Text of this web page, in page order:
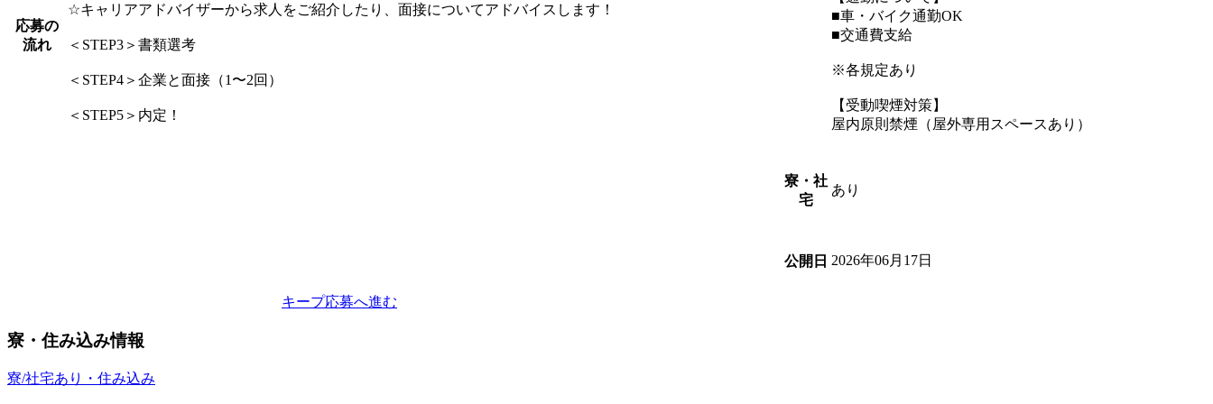
応募の
流れ
☆キャリアアドバイザーから求人をご紹介したり、面接についてアドバイスします！
＜STEP3＞書類選考
＜STEP4＞企業と面接（1〜2回）
＜STEP5＞内定！
■車・バイク通勤OK
■交通費支給
※各規定あり
【受動喫煙対策】
屋内原則禁煙（屋外専用スペースあり）
寮・社
宅
あり
公開日 2026年06月17日
キープ応募へ進む
寮・住み込み情報
寮/社宅あり・住み込み